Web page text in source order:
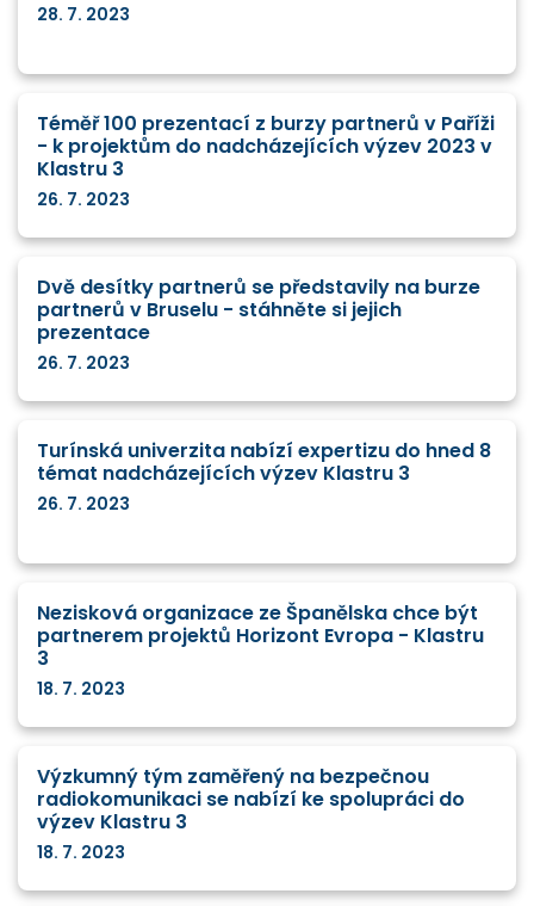
28. 7. 2023
Téměř 100 prezentací z burzy partnerů v Paříži
- k projektům do nadcházejících výzev 2023 v
Klastru 3
26. 7. 2023
Dvě desítky partnerů se představily na burze
partnerů v Bruselu - stáhněte si jejich
prezentace
26. 7. 2023
Turínská univerzita nabízí expertizu do hned 8
témat nadcházejících výzev Klastru 3
26. 7. 2023
Nezisková organizace ze Španělska chce být
partnerem projektů Horizont Evropa - Klastru
3
18. 7. 2023
Výzkumný tým zaměřený na bezpečnou
radiokomunikaci se nabízí ke spolupráci do
výzev Klastru 3
18. 7. 2023